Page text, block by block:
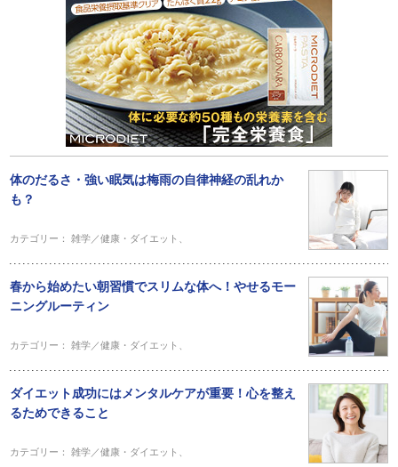
体のだるさ・強い眠気は梅雨の自律神経の乱れか
も？
カテゴリー：雑学／健康・ダイエット
春から始めたい朝習慣でスリムな体へ！やせるモー
ニングルーティン
カテゴリー：雑学／健康・ダイエット
ダイエット成功にはメンタルケアが重要！心を整え
るためできること
カテゴリー：雑学／健康・ダイエット